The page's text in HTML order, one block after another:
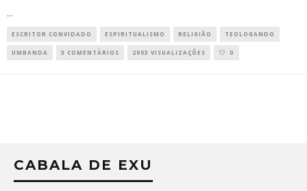
...
ESCRITOR CONVIDADO ESPIRITUALISMO RELIGIÃO TEOLOGANDO
UMBANDA 3 COMENTÁRIOS 2903 VISUALIZAÇÕES 0
CABALA DE EXU